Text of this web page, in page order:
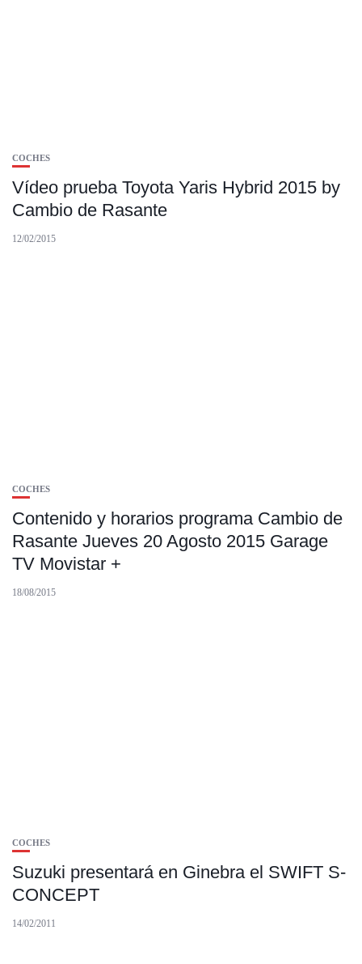
COCHES
Vídeo prueba Toyota Yaris Hybrid 2015 by
Cambio de Rasante
12/02/2015
COCHES
Contenido y horarios programa Cambio de
Rasante Jueves 20 Agosto 2015 Garage
TV Movistar +
18/08/2015
COCHES
Suzuki presentará en Ginebra el SWIFT S-
CONCEPT
14/02/2011